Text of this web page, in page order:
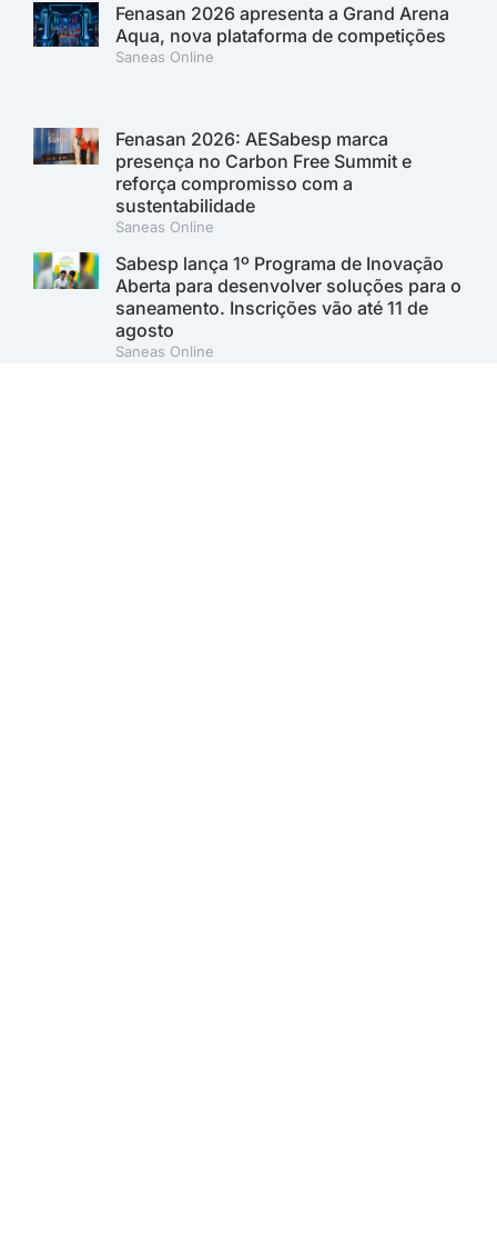
Fenasan 2026 apresenta a Grand Arena
Aqua, nova plataforma de competições
Saneas Online
Fenasan 2026: AESabesp marca
presença no Carbon Free Summit e
reforça compromisso com a
sustentabilidade
Saneas Online
Sabesp lança 1º Programa de Inovação
Aberta para desenvolver soluções para o
saneamento. Inscrições vão até 11 de
agosto
Saneas Online